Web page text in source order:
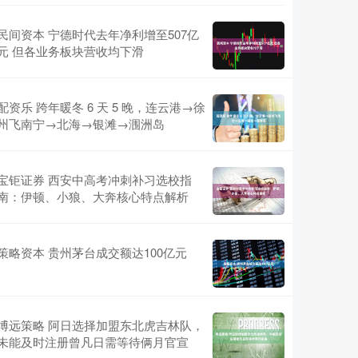
间资本 宁德时代去年净利增至507亿
但各业务板块营收均下滑
资乐 跨年暖冬 6 天 5 晚，连云港→徐
飞南宁→北海→银滩→涠洲岛
钜证券 西安中高考冲刺补习选校指
：伊顿、小狼、大奔核心特点解析
略资本 贵州茅台成交额达100亿元
远策略 阿日选择加盟东北虎吉林队，
能及时注册曾凡日需等待俩月官宣